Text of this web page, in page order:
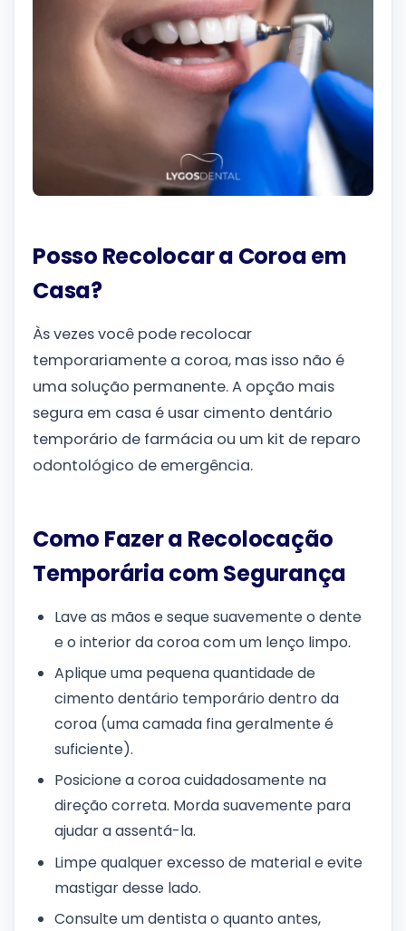
Posso Recolocar a Coroa em
Casa?
Às vezes você pode recolocar
temporariamente a coroa, mas isso não é
uma solução permanente. A opção mais
segura em casa é usar cimento dentário
temporário de farmácia ou um kit de reparo
odontológico de emergência.
Como Fazer a Recolocação
Temporária com Segurança
Lave as mãos e seque suavemente o dente
e o interior da coroa com um lenço limpo.
Aplique uma pequena quantidade de
cimento dentário temporário dentro da
coroa (uma camada fina geralmente é
suficiente).
Posicione a coroa cuidadosamente na
direção correta. Morda suavemente para
ajudar a assentá-la.
Limpe qualquer excesso de material e evite
mastigar desse lado.
Consulte um dentista o quanto antes,